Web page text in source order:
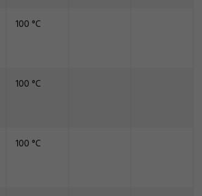
100 °C
100 °C
100 °C